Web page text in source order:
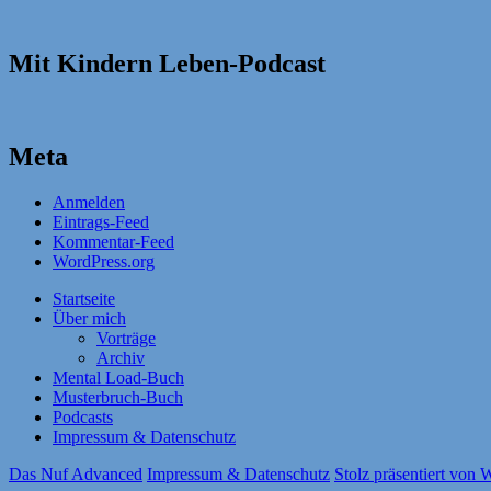
Mit Kindern Leben-Podcast
Meta
Anmelden
Eintrags-Feed
Kommentar-Feed
WordPress.org
Startseite
Über mich
Vorträge
Archiv
Mental Load-Buch
Musterbruch-Buch
Podcasts
Impressum & Datenschutz
Das Nuf Advanced Impressum & Datenschutz Stolz präsentiert von